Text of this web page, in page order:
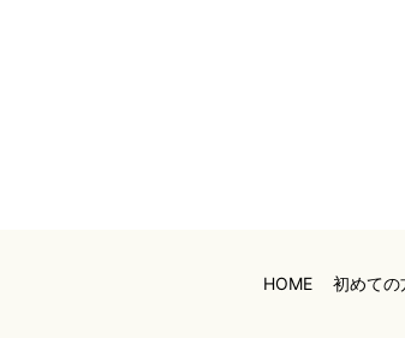
HOME 初めての